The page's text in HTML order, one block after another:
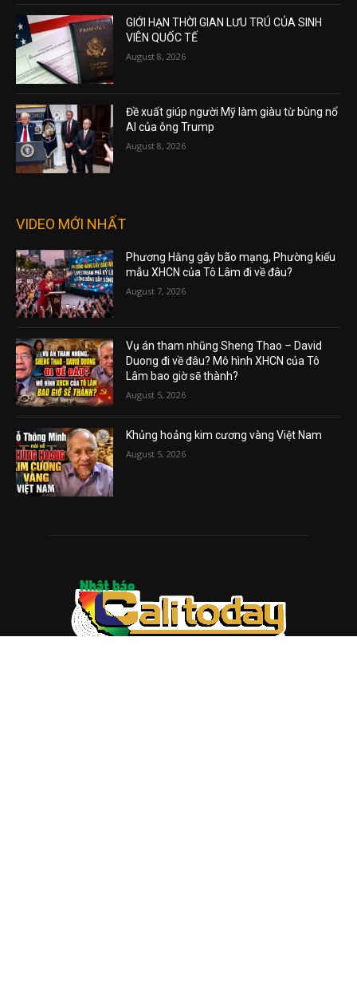
GIỚI HẠN THỜI GIAN LƯU TRÚ CỦA SINH
VIÊN QUỐC TẾ
August 8, 2026
Đề xuất giúp người Mỹ làm giàu từ bùng nổ
AI của ông Trump
August 8, 2026
VIDEO MỚI NHẤT
Phương Hằng gây bão mạng, Phường kiểu
mẫu XHCN của Tô Lâm đi về đâu?
August 7, 2026
Vụ án tham nhũng Sheng Thao – David
Duong đi về đâu? Mô hình XHCN của Tô
Lâm bao giờ sẽ thành?
August 5, 2026
Khủng hoảng kim cương vàng Việt Nam
August 5, 2026